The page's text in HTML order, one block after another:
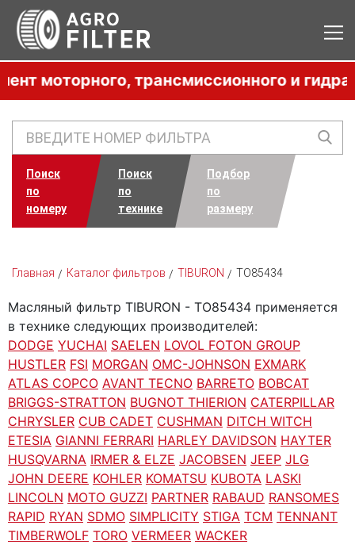
трансмиссионного и
Поиск
по
номеру
Поиск
по
технике
Подбор
по
размеру
Главная Каталог фильтров TIBURON TO85434
Масляный фильтр TIBURON - TO85434 применяется
в технике следующих производителей:
DODGE YUCHAI SAELEN LOVOL FOTON GROUP
HUSTLER FSI MORGAN OMC-JOHNSON EXMARK
ATLAS COPCO AVANT TECNO BARRETO BOBCAT
BRIGGS-STRATTON BUGNOT THIERION CATERPILLAR
CHRYSLER CUB CADET CUSHMAN DITCH WITCH
ETESIA GIANNI FERRARI HARLEY DAVIDSON HAYTER
HUSQVARNA IRMER & ELZE JACOBSEN JEEP JLG
JOHN DEERE KOHLER KOMATSU KUBOTA LASKI
LINCOLN MOTO GUZZI PARTNER RABAUD RANSOMES
RAPID RYAN SDMO SIMPLICITY STIGA TCM TENNANT
TIMBERWOLF TORO VERMEER WACKER